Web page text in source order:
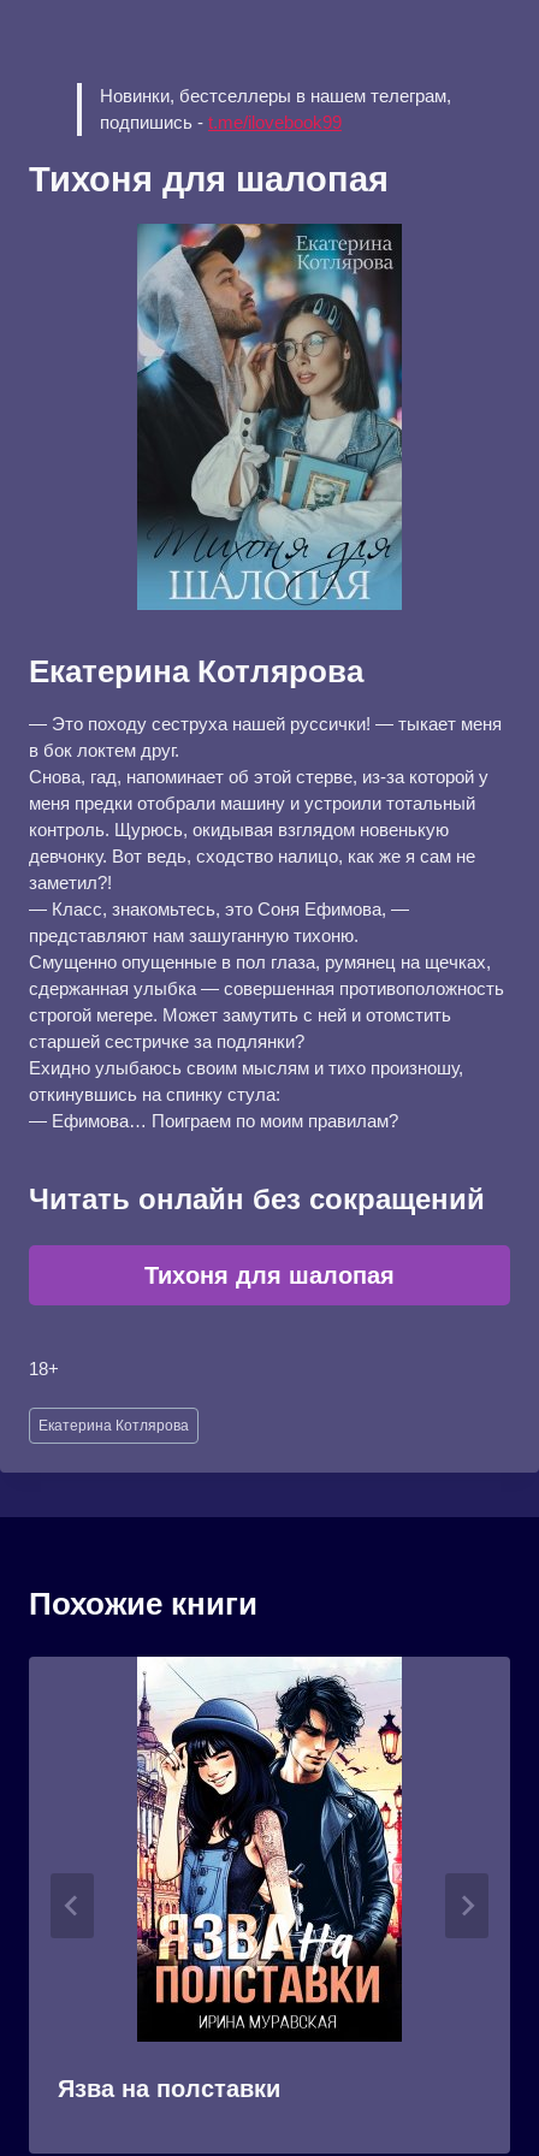
Новинки, бестселлеры в нашем телеграм,
подпишись - t.me/ilovebook99
Тихоня для шалопая
Екатерина Котлярова
— Это походу сеструха нашей руссички! — тыкает меня
в бок локтем друг.
Снова, гад, напоминает об этой стерве, из-за которой у
меня предки отобрали машину и устроили тотальный
контроль. Щурюсь, окидывая взглядом новенькую
девчонку. Вот ведь, сходство налицо, как же я сам не
заметил?!
— Класс, знакомьтесь, это Соня Ефимова, —
представляют нам зашуганную тихоню.
Смущенно опущенные в пол глаза, румянец на щечках,
сдержанная улыбка — совершенная противоположность
строгой мегере. Может замутить с ней и отомстить
старшей сестричке за подлянки?
Ехидно улыбаюсь своим мыслям и тихо произношу,
откинувшись на спинку стула:
— Ефимова… Поиграем по моим правилам?
Читать онлайн без сокращений
Тихоня для шалопая
18+
Метки
записи:
Екатерина Котлярова
Похожие книги
Язва на полставки